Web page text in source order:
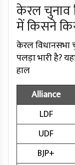
केरल चुनाव
में किसने
केरल विधानसभा
पलड़ा भारी है?
हाल
Alliance
LDF
UDF
BJP+